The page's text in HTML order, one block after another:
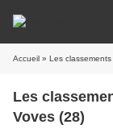
Accueil » Les
Les
Voves (28)